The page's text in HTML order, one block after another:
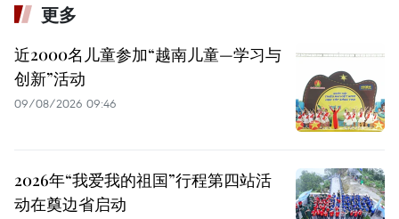
更多
近2000名儿童参加“越南儿童—学习与
创新”活动
09/08/2026 09:46
2026年“我爱我的祖国”行程第四站活
动在奠边省启动